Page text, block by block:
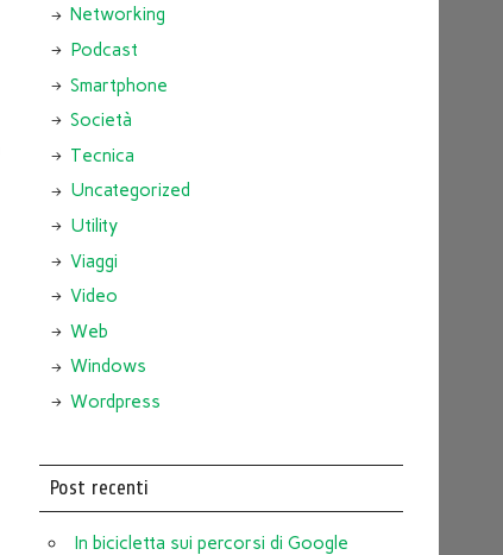
Networking
Podcast
Smartphone
Società
Tecnica
Uncategorized
Utility
Viaggi
Video
Web
Windows
Wordpress
Post recenti
In bicicletta sui percorsi di Google